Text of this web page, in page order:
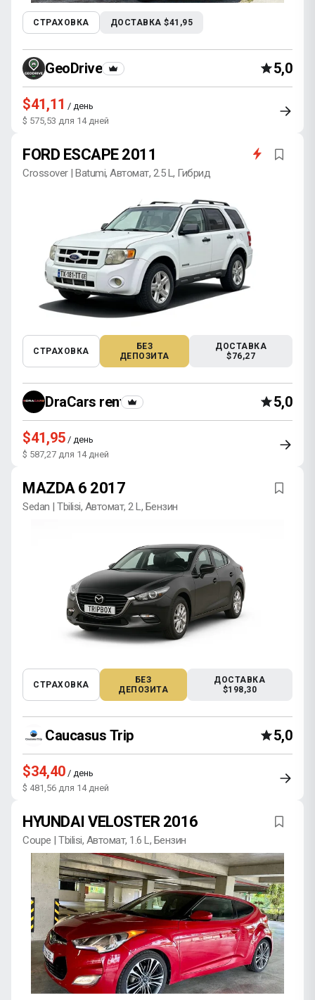
СТРАХОВКА ДОСТАВКА $41,95
GeoDrive 5,0
$41,11 / день
$ 575,53 для 14 дней
FORD ESCAPE 2011
Crossover | Batumi, Автомат, 2.5 L, Гибрид
СТРАХОВКА
БЕЗ
ДЕПОЗИТА
ДОСТАВКА
$76,27
DraCars rental 5,0
$41,95 / день
$ 587,27 для 14 дней
MAZDA 6 2017
Sedan | Tbilisi, Автомат, 2 L, Бензин
СТРАХОВКА
БЕЗ
ДЕПОЗИТА
ДОСТАВКА
$198,30
Caucasus Trip 5,0
$34,40 / день
$ 481,56 для 14 дней
HYUNDAI VELOSTER 2016
Coupe | Tbilisi, Автомат, 1.6 L, Бензин